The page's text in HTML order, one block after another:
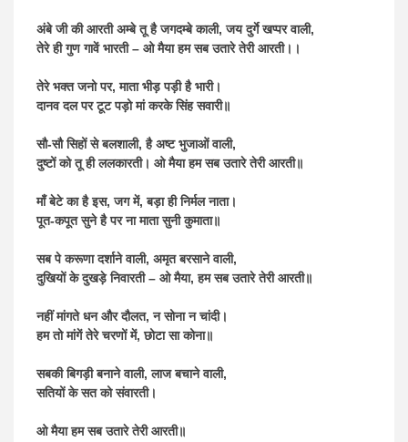
अंबे जी की आरती अम्बे तू है जगदम्बे काली, जय दुर्गे खप्पर वाली,
तेरे ही गुण गावें भारती – ओ मैया हम सब उतारे तेरी आरती।।
तेरे भक्त जनो पर, माता भीड़ पड़ी है भारी।
दानव दल पर टूट पड़ो मां करके सिंह सवारी॥
सौ-सौ सिहों से बलशाली, है अष्ट भुजाओं वाली,
दुष्टों को तू ही ललकारती। ओ मैया हम सब उतारे तेरी आरती॥
माँ बेटे का है इस, जग में, बड़ा ही निर्मल नाता।
पूत-कपूत सुने है पर ना माता सुनी कुमाता॥
सब पे करूणा दर्शाने वाली, अमृत बरसाने वाली,
दुखियों के दुखड़े निवारती – ओ मैया, हम सब उतारे तेरी आरती॥
नहीं मांगते धन और दौलत, न सोना न चांदी।
हम तो मांगें तेरे चरणों में, छोटा सा कोना॥
सबकी बिगड़ी बनाने वाली, लाज बचाने वाली,
सतियों के सत को संवारती।
ओ मैया हम सब उतारे तेरी आरती॥